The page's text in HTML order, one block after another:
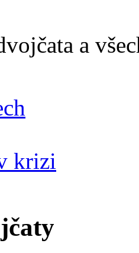
a
krizi